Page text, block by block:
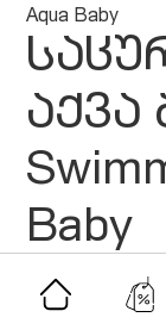
Aqua Baby
აქვა
Baby
თეგები /